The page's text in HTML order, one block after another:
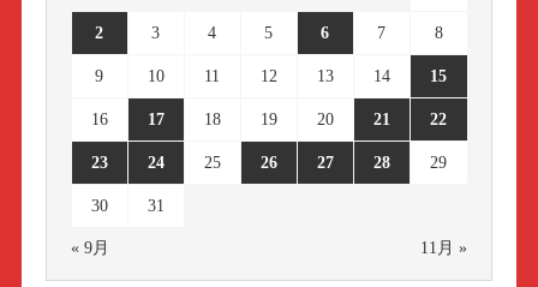
2 3 4 5 6 7 8
9 10 11 12 13 14 15
16 17 18 19 20 21 22
23 24 25 26 27 28 29
30 31
« 9月 11月 »